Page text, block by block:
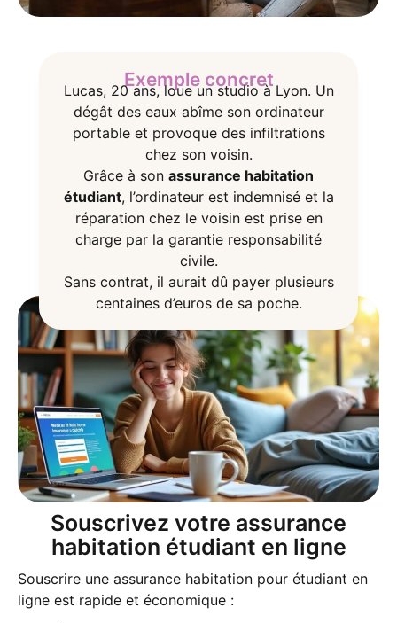
Exemple concret
Lucas, 20 ans, loue un studio à Lyon. Un
dégât des eaux abîme son ordinateur
portable et provoque des infiltrations
chez son voisin.
Grâce à son assurance habitation
étudiant, l’ordinateur est indemnisé et la
réparation chez le voisin est prise en
charge par la garantie responsabilité
civile.
Sans contrat, il aurait dû payer plusieurs
centaines d’euros de sa poche.
Souscrivez votre assurance
habitation étudiant en ligne
Souscrire une assurance habitation pour étudiant en
ligne est rapide et économique :